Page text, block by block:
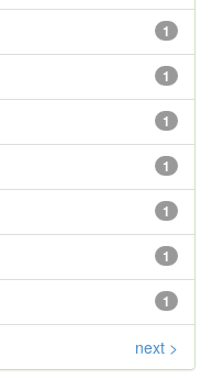
1
1
1
1
1
1
1
next >